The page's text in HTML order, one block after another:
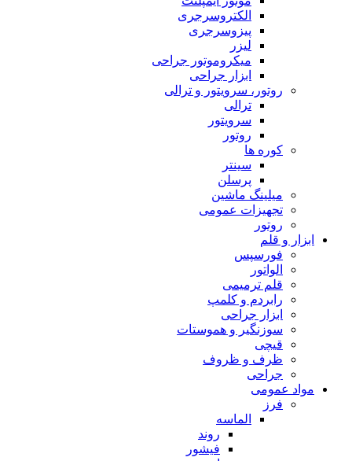
الکتروسرجری
پیزوسرجری
لیزر
میکروموتور جراحی
ابزار جراحی
روتور، سرویتور و ترالی
ترالی
سرویتور
روتور
کوره ها
سینتر
پرسلن
میلینگ ماشین
تجهیزات عمومی
روتور
ابزار و قلم
فورسپس
الواتور
قلم ترمیمی
رابردم و کلمپ
ابزار جراحی
سوزنگیر و هموستات
قیچی
ظرف و ظروف
جراحی
مواد عمومی
فرز
الماسه
روند
فیشور